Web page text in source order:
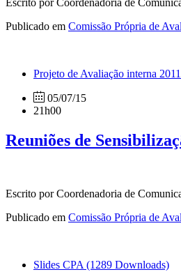
Publicado em Comissão Própria de
Projeto de Avaliação interna
05/07/15
21h00
Reuniões de
Escrito por Coordenadoria de
Publicado em Comissão Própria de
Slides CPA (1289 Downloads)